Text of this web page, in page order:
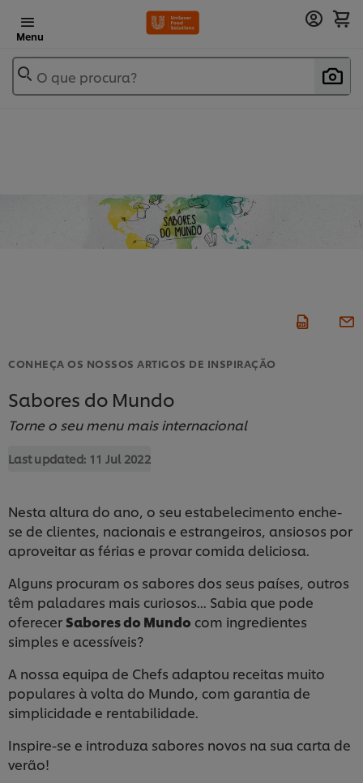
Menu
O que procura?
CONHEÇA OS NOSSOS ARTIGOS DE INSPIRAÇÃO
Sabores do Mundo
Torne o seu menu mais internacional
Last updated: 11 Jul 2022
Nesta altura do ano, o seu estabelecimento enche-
se de clientes, nacionais e estrangeiros, ansiosos por
aproveitar as férias e provar comida deliciosa.
Alguns procuram os sabores dos seus países, outros
têm paladares mais curiosos... Sabia que pode
oferecer Sabores do Mundo com ingredientes
simples e acessíveis?
A nossa equipa de Chefs adaptou receitas muito
populares à volta do Mundo, com garantia de
simplicidade e rentabilidade.
Inspire-se e introduza sabores novos na sua carta de
verão!